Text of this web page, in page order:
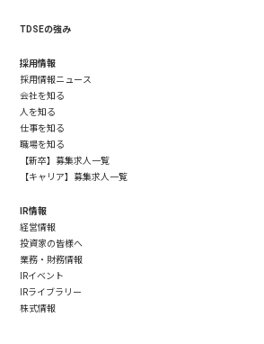
TDSEの強み
採用情報
採用情報ニュース
会社を知る
人を知る
仕事を知る
職場を知る
【新卒】募集求人一覧
【キャリア】募集求人一覧
IR情報
経営情報
投資家の皆様へ
業務・財務情報
IRイベント
IRライブラリー
株式情報